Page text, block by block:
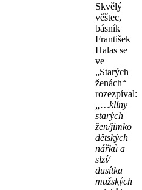
Skvělý
věštec,
básník
František
Halas se
ve
„Starých
ženách“
rozezpíval:
„…klíny
starých
žen/jímko
dětských
nářků a
slzí/
dusítka
mužských